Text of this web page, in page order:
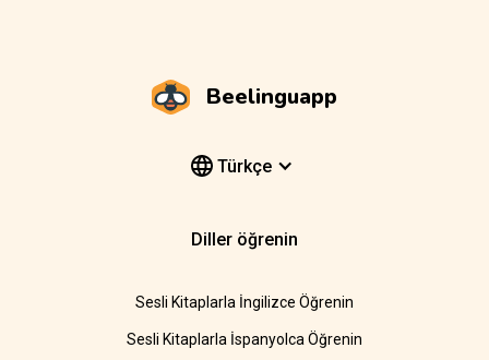
Beelinguapp
Türkçe
Diller öğrenin
Sesli Kitaplarla İngilizce Öğrenin
Sesli Kitaplarla İspanyolca Öğrenin